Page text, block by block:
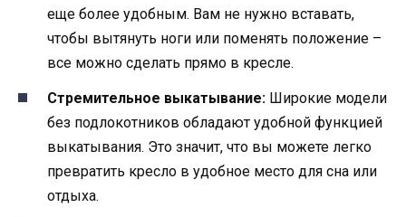
еще более удобным. Вам не нужно вставать,
чтобы вытянуть ноги или поменять положение –
все можно сделать прямо в кресле.
Стремительное выкатывание: Широкие модели
без подлокотников обладают удобной функцией
выкатывания. Это значит, что вы можете легко
превратить кресло в удобное место для сна или
отдыха.